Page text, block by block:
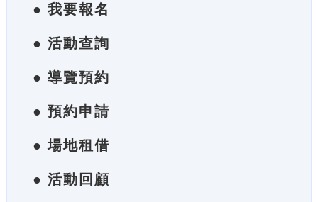
● 我要報名
● 活動查詢
● 導覽預約
● 預約申請
● 場地租借
● 活動回顧